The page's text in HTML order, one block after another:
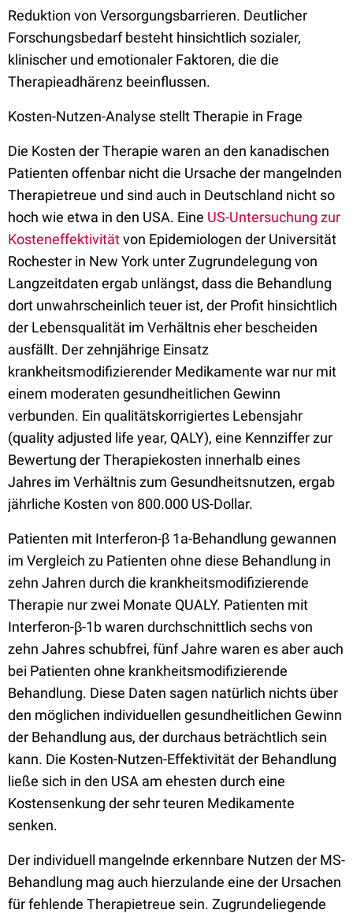
Reduktion von Versorgungsbarrieren. Deutlicher
Forschungsbedarf besteht hinsichtlich sozialer,
klinischer und emotionaler Faktoren, die die
Therapieadhärenz beeinflussen.
Kosten-Nutzen-Analyse stellt Therapie in Frage
Die Kosten der Therapie waren an den kanadischen
Patienten offenbar nicht die Ursache der mangelnden
Therapietreue und sind auch in Deutschland nicht so
hoch wie etwa in den USA. Eine US-Untersuchung zur
Kosteneffektivitätvon Epidemiologen der Universität
Rochester in New York unter Zugrundelegung von
Langzeitdaten ergab unlängst, dass die Behandlung
dort unwahrscheinlich teuer ist, der Profit hinsichtlich
der Lebensqualität im Verhältnis eher bescheiden
ausfällt. Der zehnjährige Einsatz
krankheitsmodifizierender Medikamente war nur mit
einem moderaten gesundheitlichen Gewinn
verbunden. Ein qualitätskorrigiertes Lebensjahr
(quality adjusted life year, QALY), eine Kennziffer zur
Bewertung der Therapiekosten innerhalb eines
Jahres im Verhältnis zum Gesundheitsnutzen, ergab
jährliche Kosten von 800.000 US-Dollar.
Patienten mit Interferon-β 1a-Behandlung gewannen
im Vergleich zu Patienten ohne diese Behandlung in
zehn Jahren durch die krankheitsmodifizierende
Therapie nur zwei Monate QUALY. Patienten mit
Interferon-β-1b waren durchschnittlich sechs von
zehn Jahres schubfrei, fünf Jahre waren es aber auch
bei Patienten ohne krankheitsmodifizierende
Behandlung. Diese Daten sagen natürlich nichts über
den möglichen individuellen gesundheitlichen Gewinn
der Behandlung aus, der durchaus beträchtlich sein
kann. Die Kosten-Nutzen-Effektivität der Behandlung
ließe sich in den USA am ehesten durch eine
Kostensenkung der sehr teuren Medikamente
senken.
Der individuell mangelnde erkennbare Nutzen der MS-
Behandlung mag auch hierzulande eine der Ursachen
für fehlende Therapietreue sein. Zugrundeliegende